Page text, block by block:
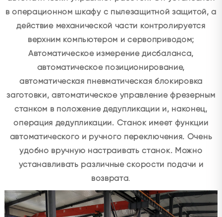
в операционном шкафу с пылезащитной защитой, а
действие механической части контролируется
верхним компьютером и сервоприводом;
Автоматическое измерение дисбаланса,
автоматическое позиционирование,
автоматическая пневматическая блокировка
заготовки, автоматическое управление фрезерным
станком в положение дедупликации и, наконец,
операция дедупликации. Станок имеет функции
автоматического и ручного переключения. Очень
удобно вручную настраивать станок. Можно
устанавливать различные скорости подачи и
возврата.